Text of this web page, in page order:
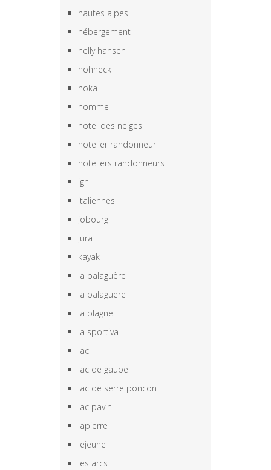
hautes alpes
hébergement
helly hansen
hohneck
hoka
homme
hotel des neiges
hotelier randonneur
hoteliers randonneurs
ign
italiennes
jobourg
jura
kayak
la balaguère
la balaguere
la plagne
la sportiva
lac
lac de gaube
lac de serre poncon
lac pavin
lapierre
lejeune
les arcs